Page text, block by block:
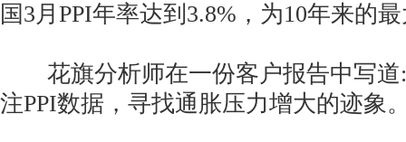
国3月PPI年率达到3.8%，为10年来的
花旗分析师在一份客户报告中写道
注PPI数据，寻找通胀压力增大的迹象